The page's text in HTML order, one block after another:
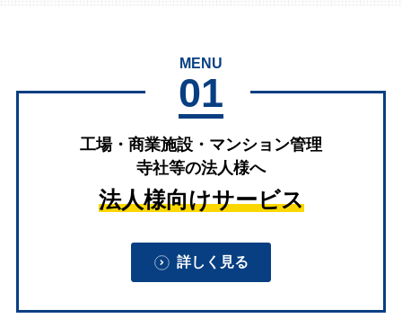
MENU
01
工場・商業施設・マンション管理
寺社等の法人様へ
法人様向けサービス
詳しく見る